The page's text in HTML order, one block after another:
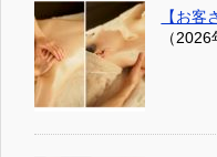
【お
（